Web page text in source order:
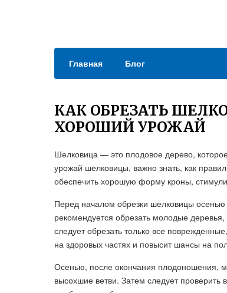
Главная Блог
КАК ОБРЕЗАТЬ
ХОРОШИЙ УРОЖАЙ
Шелковица — это плодовое дерево,
урожай шелковицы, важно знать, как
обеспечить хорошую форму кроны,
Перед началом обрезки шелковицы
рекомендуется обрезать молодые деревья,
следует обрезать только все
на здоровых частях и повысит шансы на
Осенью, после окончания плодоношения,
высохшие ветви. Затем следует проверить